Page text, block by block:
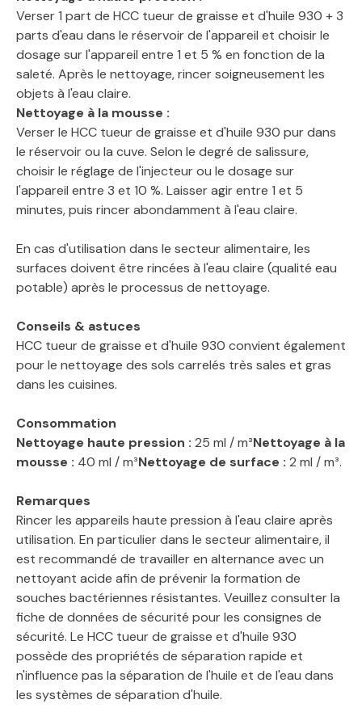
Verser 1 part de HCC tueur de graisse et d'huile 930 + 3
parts d'eau dans le réservoir de l'appareil et choisir le
dosage sur l'appareil entre 1 et 5 % en fonction de la
saleté. Après le nettoyage, rincer soigneusement les
objets à l'eau claire.
Nettoyage à la mousse :
Verser le HCC tueur de graisse et d'huile 930 pur dans
le réservoir ou la cuve. Selon le degré de salissure,
choisir le réglage de l'injecteur ou le dosage sur
l'appareil entre 3 et 10 %. Laisser agir entre 1 et 5
minutes, puis rincer abondamment à l'eau claire.
En cas d'utilisation dans le secteur alimentaire, les
surfaces doivent être rincées à l'eau claire (qualité eau
potable) après le processus de nettoyage.
Conseils & astuces
HCC tueur de graisse et d'huile 930 convient également
pour le nettoyage des sols carrelés très sales et gras
dans les cuisines.
Consommation
Nettoyage haute pression : 25 ml / m³Nettoyage à la
mousse : 40 ml / m³Nettoyage de surface : 2 ml / m³.
Remarques
Rincer les appareils haute pression à l'eau claire après
utilisation. En particulier dans le secteur alimentaire, il
est recommandé de travailler en alternance avec un
nettoyant acide afin de prévenir la formation de
souches bactériennes résistantes. Veuillez consulter la
fiche de données de sécurité pour les consignes de
sécurité. Le HCC tueur de graisse et d'huile 930
possède des propriétés de séparation rapide et
n'influence pas la séparation de l'huile et de l'eau dans
les systèmes de séparation d'huile.